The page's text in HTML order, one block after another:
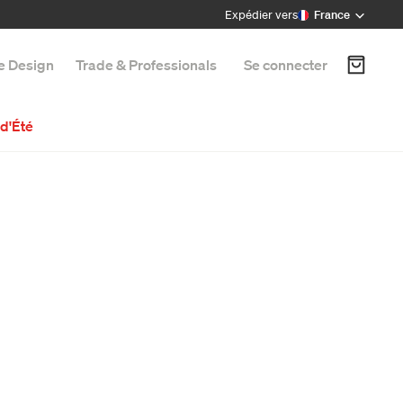
Expédier vers France
Design Trade & Professionals Se connecter